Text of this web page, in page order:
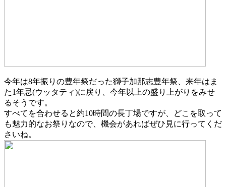
今年は8年振りの豊年祭だった獅子加那志豊年祭、来年はま
た1年忌(ウッタティ)に戻り、今年以上の盛り上がりをみせ
るそうです。
すべてを合わせると約10時間の長丁場ですが、どこを取って
も魅力的なお祭りなので、機会があればぜひ見に行ってくだ
さいね。